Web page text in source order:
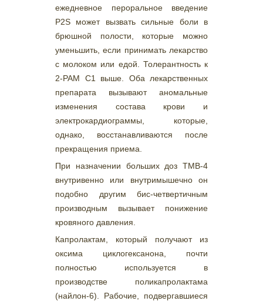
ежедневное пероральное введение
P2S может вызвать сильные боли в
брюшной полости, которые можно
уменьшить, если принимать лекарство
с молоком или едой. Толерантность к
2-РАМ С1 выше. Оба лекарственных
препарата вызывают аномальные
изменения состава крови и
электрокардиограммы, которые,
однако, восстанавливаются после
прекращения приема.
При назначении больших доз ТМВ-4
внутривенно или внутримышечно он
подобно другим бис-четвертичным
производным вызывает понижение
кровяного давления.
Капролактам, который получают из
оксима циклогексанона, почти
полностью используется в
производстве поликапролактама
(найлон-6). Рабочие, подвергавшиеся